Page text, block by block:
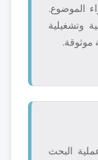
الموضوع.
وتشغيلية
موثوقة.
البحث